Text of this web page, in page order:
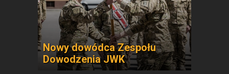
Nowy dowódca Zespołu
Dowodzenia JWK